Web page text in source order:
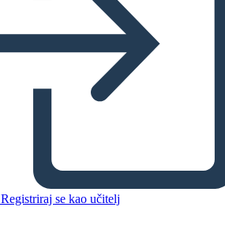
Registriraj se kao učitelj